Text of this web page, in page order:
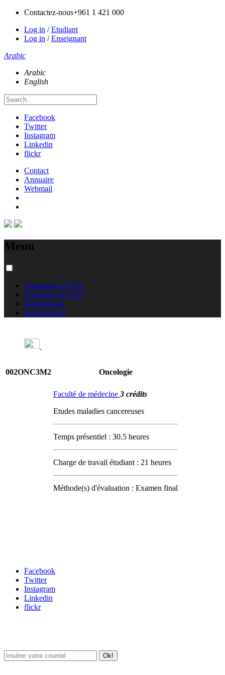
Contactez-nous+961 1 421 000
Log in /Etudiant
Log in /Enseignant
Arabic
Arabic
English
Facebook
Twitter
Instagram
Linkedin
flickr
Contact
Annuaire
Webmail
Menu
Formations à l'USJ
Admission à l'USJ
International
Équivalences
002ONC3M2 Oncologie
Faculté de médecine 3 crédits
Etudes maladies cancereuses
Temps présentiel : 30.5 heures
Charge de travail étudiant : 21 heures
Méthode(s) d'évaluation : Examen final
Facebook
Twitter
Instagram
Linkedin
flickr